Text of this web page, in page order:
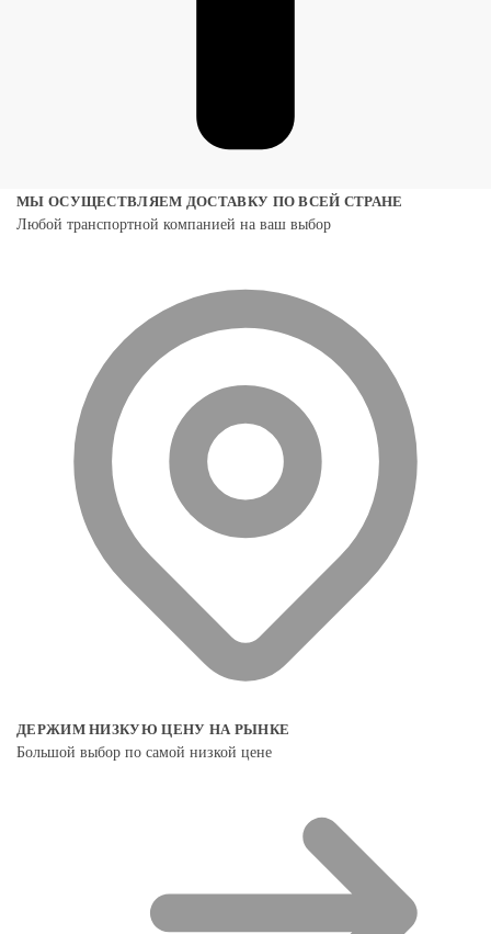
МЫ ОСУЩЕСТВЛЯЕМ ДОСТАВКУ ПО ВСЕЙ СТРАНЕ
Любой транспортной компанией на ваш выбор
ДЕРЖИМ НИЗКУЮ ЦЕНУ НА РЫНКЕ
Большой выбор по самой низкой цене